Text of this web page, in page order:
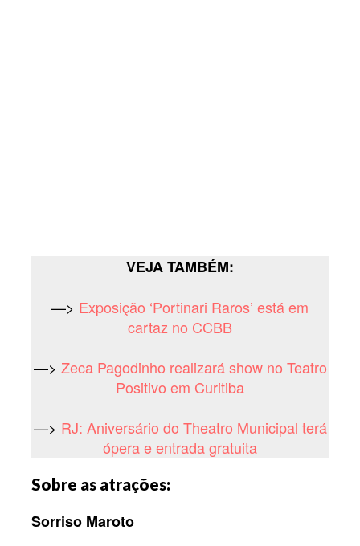
VEJA TAMBÉM:
—> Exposição ‘Portinari Raros’ está em
cartaz no CCBB
—> Zeca Pagodinho realizará show no Teatro
Positivo em Curitiba
—> RJ: Aniversário do Theatro Municipal terá
ópera e entrada gratuita
Sobre as atrações:
Sorriso Maroto